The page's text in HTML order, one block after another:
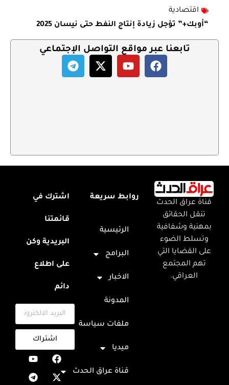
اقتصادية
“أوبك+” تؤجل زيادة إنتاج النفط حتى نيسان 2025
تابعنا عبر مواقع التواصل الإجتماعي
قناة عراق الحدث
تنقل الحقائق
بمهنية وشفافية
وتسلط الضوء
على القضايا التي
تهم المجتمع
العراقي.
روابط سريعة
الرئيسية
البرامج
الاخبار
المدونة
ملفات سياسة
ميديا
قناة عراق الحدث
اشترك في
قائمتنا
البريدية وكن
على اطلاع
دائم
اشتراك